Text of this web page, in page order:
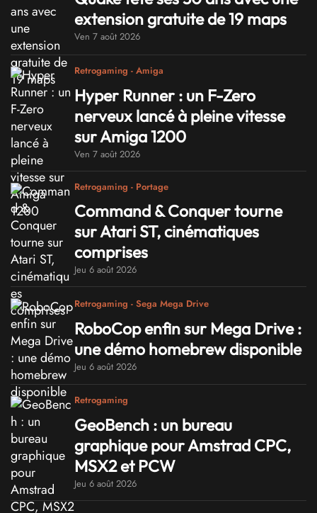
extension gratuite de 19 maps
Ven 7 août 2026
Retrogaming - Amiga
Hyper Runner : un F-Zero
nerveux lancé à pleine vitesse
sur Amiga 1200
Ven 7 août 2026
Retrogaming - Portage
Command & Conquer tourne
sur Atari ST, cinématiques
comprises
Jeu 6 août 2026
Retrogaming - Sega Mega Drive
RoboCop enfin sur Mega Drive :
une démo homebrew disponible
Jeu 6 août 2026
Retrogaming
GeoBench : un bureau
graphique pour Amstrad CPC,
MSX2 et PCW
Jeu 6 août 2026